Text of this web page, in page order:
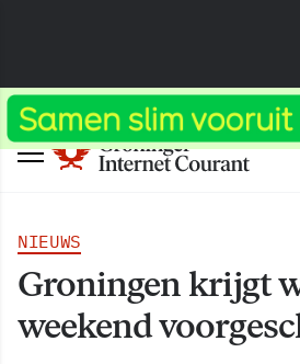
NIEUWS
Groningen krijgt
weekend